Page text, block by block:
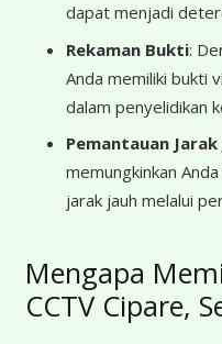
dapat menjadi
Rekaman Bukti:
Anda memiliki bukti
dalam penyelidikan
Pemantauan Jarak
memungkinkan
jarak jauh melalui
Mengapa
CCTV Cipare,